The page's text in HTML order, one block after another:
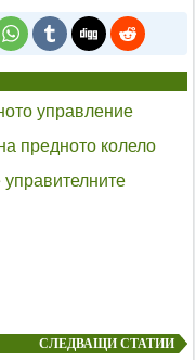
управление
предното колело
СЛЕДВАЩИ СТАТИИ